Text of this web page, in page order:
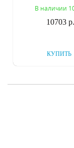
В наличии
10703 р.
КУПИТЬ